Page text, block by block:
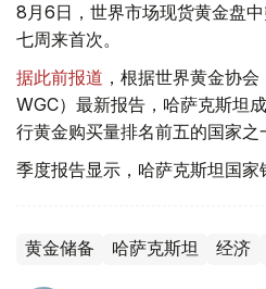
8月6日，世界市场现货黄金盘
七周来首次。
据此前报道 ，根据世界黄金协
WGC）最新报告，哈萨克斯坦
行黄金购买量排名前五的国家之
季度报告显示，哈萨克斯坦国家
黄金储备 哈萨克斯坦 经济